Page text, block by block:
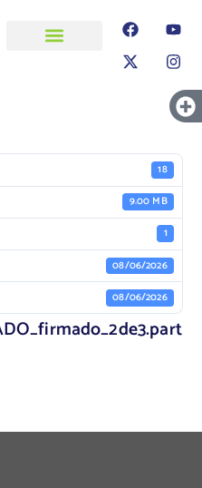
18
9.00 MB
1
08/06/2026
08/06/2026